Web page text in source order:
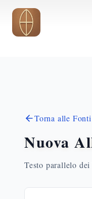
Vai al contenuto
Torna alle Fonti
Nuova
Testo parallelo